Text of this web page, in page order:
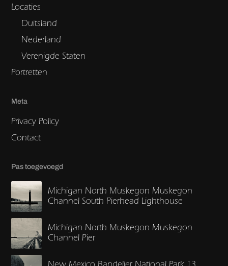
Locaties
Duitsland
Nederland
Verenigde Staten
Portretten
Meta
Privacy Policy
Contact
Pas toegevoegd
Michigan North Muskegon Muskegon
Channel South Pierhead Lighthouse
Michigan North Muskegon Muskegon
Channel Pier
New Mexico Bandelier National Park 13